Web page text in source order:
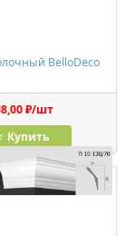
BelloDeco
₽/шт
Купить